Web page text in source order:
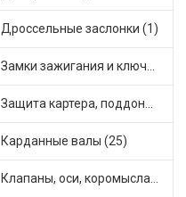
Дроссельные заслонки (1)
Замки зажигания и ключи (11)
Защита картера, поддона, КПП (3)
Карданные валы (25)
Клапаны, оси, коромысла (14)